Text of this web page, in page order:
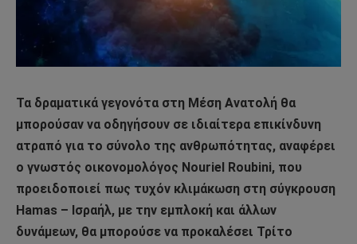
Τα δραματικά γεγονότα στη Μέση Ανατολή θα
μπορούσαν να οδηγήσουν σε ιδιαίτερα επικίνδυνη
ατραπό για το σύνολο της ανθρωπότητας, αναφέρει
ο γνωστός οικονομολόγος Nouriel Roubini, που
προειδοποιεί πως τυχόν κλιμάκωση στη σύγκρουση
Hamas – Iσραήλ, με την εμπλοκή και άλλων
δυνάμεων, θα μπορούσε να προκαλέσει Τρίτο